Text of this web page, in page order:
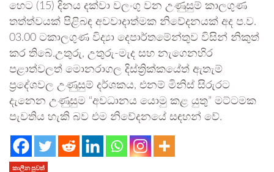
හෙට (15) දිනය දක්වා වලංගු වන උණුසුම් කාලගුණ
තත්ත්වයක් පිළිබඳ අවවාදාත්මක නිවේදනයක් අද ප.ව.
03.00 ටකාලගුණ විද්‍යා දෙපාර්තමේන්තුව විසින් නිකුත්
කර තිබේ.උතුරු, උතුරු-මැද සහ නැගෙනහිර
පළාත්වලත් මොනරාගල දිස්ත්‍රික්කයේත් ඇතැම්
ප්‍රදේශවල උණුසුම් දර්ශකය, එනම් මිනිස් සිරුරට
දැනෙන උණුසුම “අවධානය යොමු කළ යුතු” මට්ටමක
පැවතිය හැකි බව එම නිවේදනයේ සඳහන් වේ.
කාලීන පුවත්